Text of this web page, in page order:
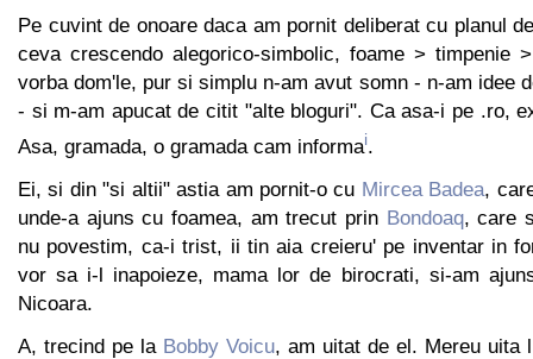
Pe cuvint de onoare daca am pornit deliberat cu planul
ceva crescendo alegorico-simbolic, foame > timpenie
vorba dom'le, pur si simplu n-am avut somn - n-am idee
- si m-am apucat de citit "alte bloguri". Ca asa-i pe .ro,
Asa, gramada, o gramada cam informai.
Ei, si din "si altii" astia am pornit-o cu Mircea Badea,
unde-a ajuns cu foamea, am trecut prin Bondoaq, care
nu povestim, ca-i trist, ii tin aia creieru' pe inventar in
vor sa i-l inapoieze, mama lor de birocrati, si-am
Nicoara.
A, trecind pe la Bobby Voicu, am uitat de el. Mereu uita